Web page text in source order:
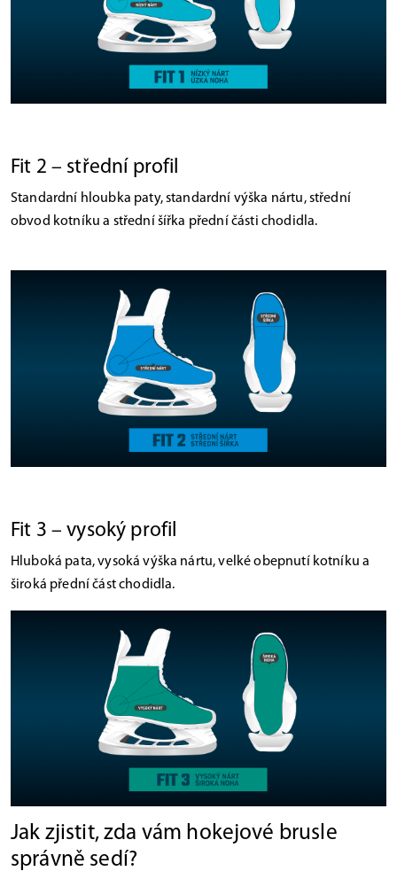
Fit 2 – střední profil
Standardní hloubka paty, standardní výška nártu, střední
obvod kotníku a střední šířka přední části chodidla.
Fit 3 – vysoký profil
Hluboká pata, vysoká výška nártu, velké obepnutí kotníku a
široká přední část chodidla.
Jak zjistit, zda vám hokejové brusle
správně sedí?